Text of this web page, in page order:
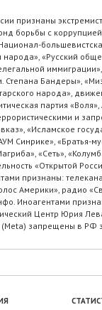
признаны
борьбы с
народа», «Русский
Степана Бандеры»,
народа»,
партия
и
«Исламское
Синрике», «Братья-
«Сеть»,
«Открытой
признаны:
Америки», радио
Иноагентами
Центр Юрия
запрещены в РФ